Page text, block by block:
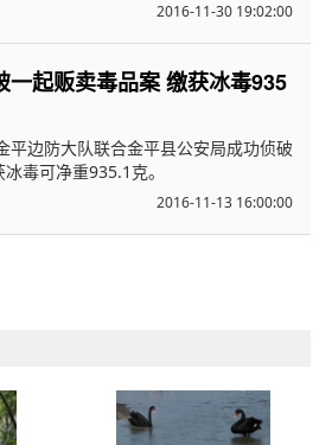
2016-11-30 19:02:00
一起贩卖毒品案 缴获冰毒935
平边防大队联合金平县公安局成功侦破
毒可净重935.1克。
2016-11-13 16:00:00